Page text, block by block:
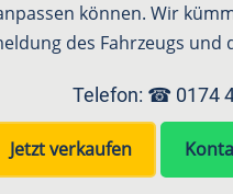
können. Wir
des Fahrzeugs
Telefon: ☎ 0174
Jetzt verkaufen